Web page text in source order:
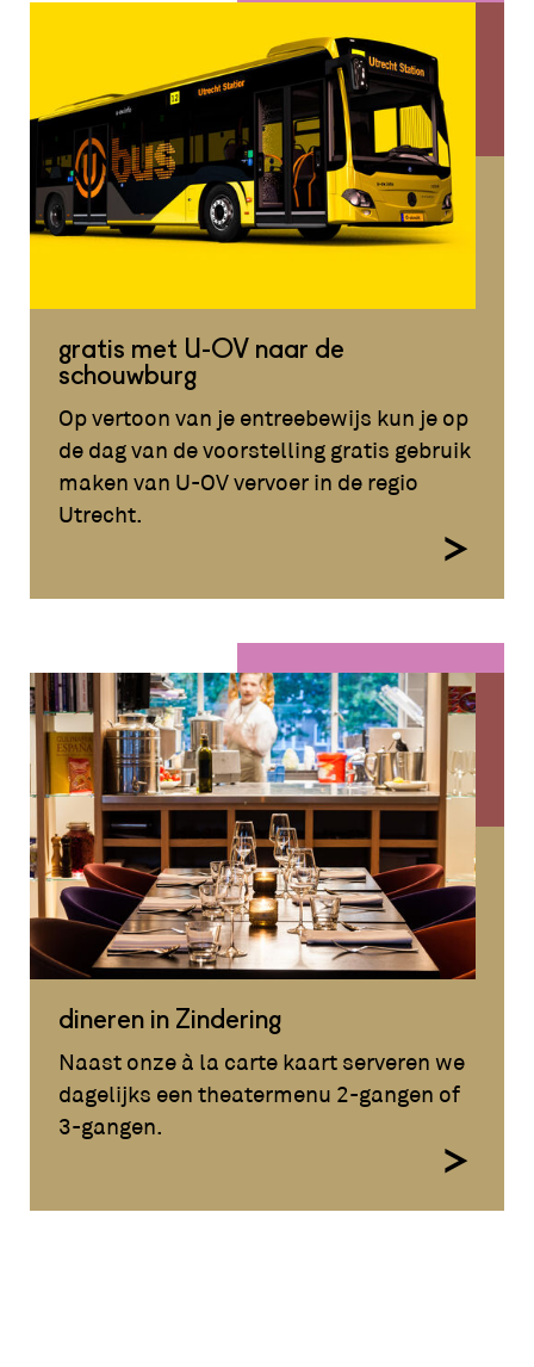
gratis met U-OV naar de
schouwburg
Op vertoon van je entreebewijs kun je op
de dag van de voorstelling gratis gebruik
maken van U-OV vervoer in de regio
Utrecht.
dineren in Zindering
Naast onze à la carte kaart serveren we
dagelijks een theatermenu 2-gangen of
3-gangen.